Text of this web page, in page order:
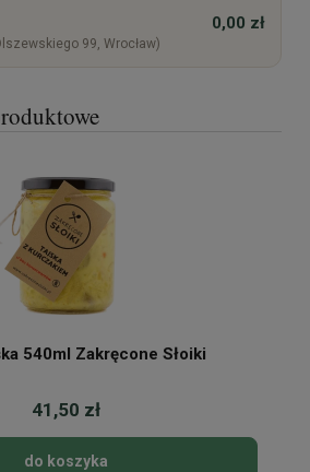
99, Wrocław)
0,00 zł
540ml Zakręcone Słoiki
41,50 zł
do koszyka